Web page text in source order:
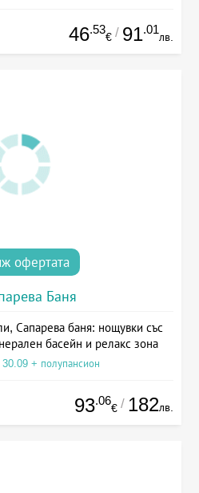
46.53
€ / 91.01
лв.
офертата
Баня
Сапарева баня: нощувки със
басейн и релакс зона
+ полупансион
93.06
€ / 182лв.